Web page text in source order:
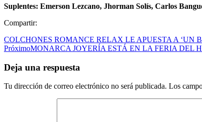
Suplentes: Emerson Lezcano, Jhorman Solís, Carlos
Compartir:
COLCHONES ROMANCE RELAX LE APUESTA A ‘UN
PróximoMONARCA JOYERÍA ESTÁ EN LA FERIA DEL
Deja una respuesta
Tu dirección de correo electrónico no será publicada. Los